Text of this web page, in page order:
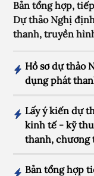
Bản tổng hợp,
Dự thảo Nghị
thanh, truyền
Hồ sơ dự thảo
dụng phát
Lấy ý kiến dự
kinh tế - kỹ
thanh,
Bản tổng hợp